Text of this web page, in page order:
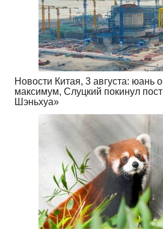
Новости Китая, 3 августа: юань
максимум, Слуцкий покинул
Шэньхуа»